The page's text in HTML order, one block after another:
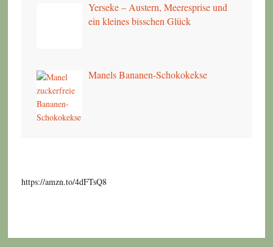
Yerseke – Austern, Meeresprise und
ein kleines bisschen Glück
Manels Bananen-Schokokekse
https://amzn.to/4dFTsQ8